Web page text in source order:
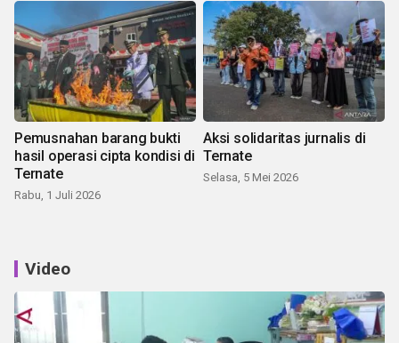
Pemusnahan barang bukti
hasil operasi cipta kondisi di
Ternate
Rabu, 1 Juli 2026
Aksi solidaritas jurnalis di
Ternate
Selasa, 5 Mei 2026
Video